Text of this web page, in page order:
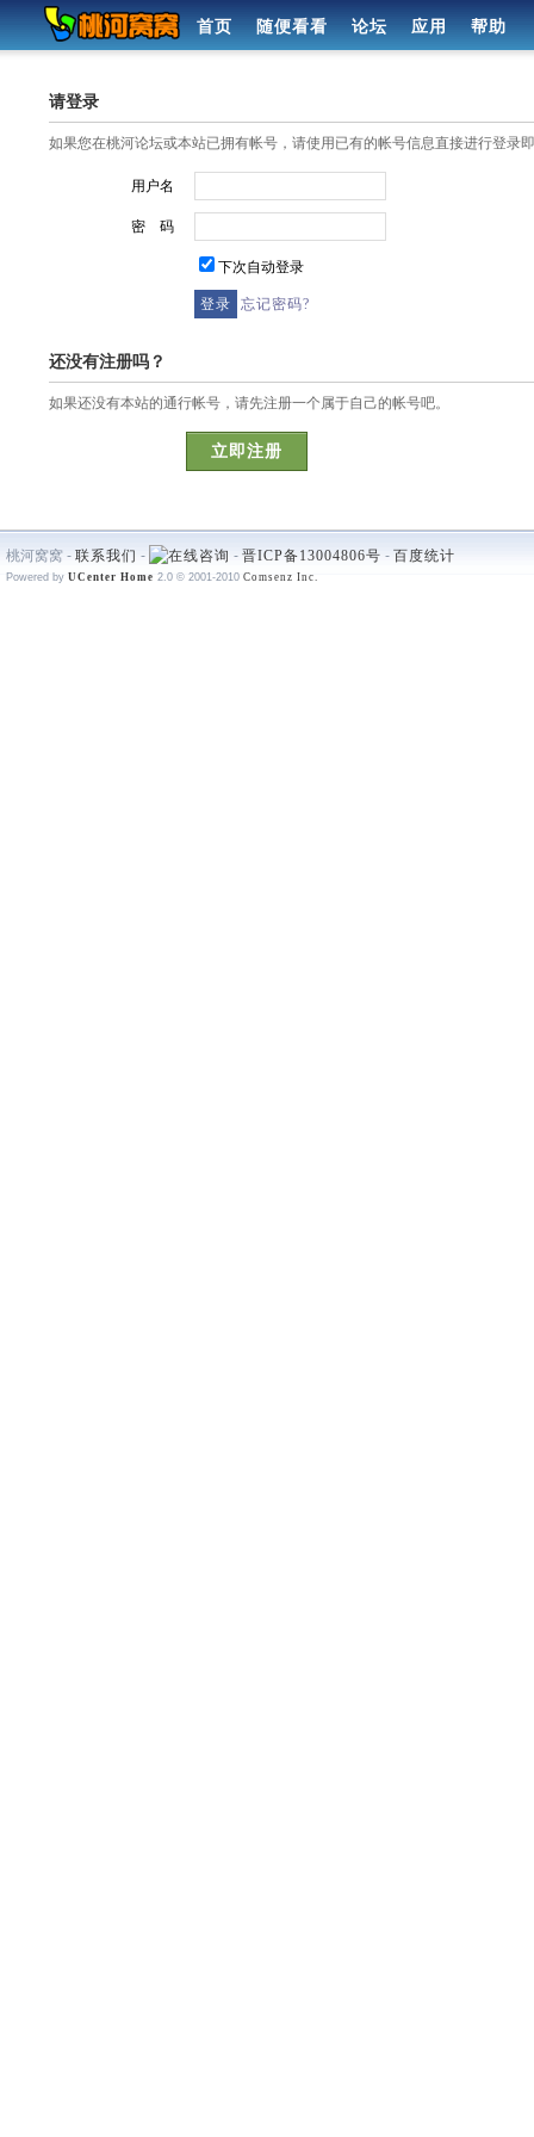
首页 随便看看 论坛 应用 帮助
请登录
如果您在桃河论坛或本站已拥有帐号，请使用已有的帐号信息直接进行登录
用户名
密 码
下次自动登录
忘记密码?
还没有注册吗？
如果还没有本站的通行帐号，请先注册一个属于自己的帐号吧。
立即注册
桃河窝窝 - 联系我们 - - 晋ICP备13004806号 - 百度统计
Powered by UCenter Home 2.0 © 2001-2010 Comsenz Inc.